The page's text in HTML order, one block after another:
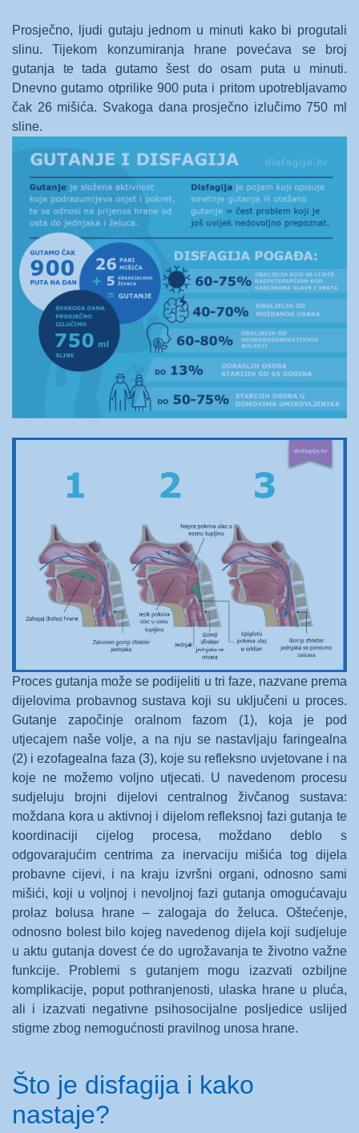
Prosječno, ljudi gutaju jednom u minuti kako bi progutali
slinu. Tijekom konzumiranja hrane povećava se broj
gutanja te tada gutamo šest do osam puta u minuti.
Dnevno gutamo otprilike 900 puta i pritom upotrebljavamo
čak 26 mišića. Svakoga dana prosječno izlučimo 750 ml
sline.
Proces gutanja može se podijeliti u tri faze, nazvane prema
dijelovima probavnog sustava koji su uključeni u proces.
Gutanje započinje oralnom fazom (1), koja je pod
utjecajem naše volje, a na nju se nastavljaju faringealna
(2) i ezofagealna faza (3), koje su refleksno uvjetovane i na
koje ne možemo voljno utjecati. U navedenom procesu
sudjeluju brojni dijelovi centralnog živčanog sustava:
moždana kora u aktivnoj i dijelom refleksnoj fazi gutanja te
koordinaciji cijelog procesa, moždano deblo s
odgovarajućim centrima za inervaciju mišića tog dijela
probavne cijevi, i na kraju izvršni organi, odnosno sami
mišići, koji u voljnoj i nevoljnoj fazi gutanja omogućavaju
prolaz bolusa hrane – zalogaja do želuca. Oštećenje,
odnosno bolest bilo kojeg navedenog dijela koji sudjeluje
u aktu gutanja dovest će do ugrožavanja te životno važne
funkcije. Problemi s gutanjem mogu izazvati ozbiljne
komplikacije, poput pothranjenosti, ulaska hrane u pluća,
ali i izazvati negativne psihosocijalne posljedice uslijed
stigme zbog nemogućnosti pravilnog unosa hrane.
Što je disfagija i kako
nastaje?